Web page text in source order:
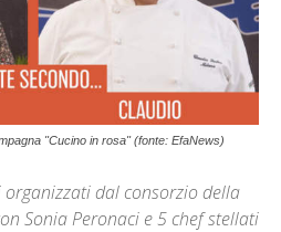
"Cucino in rosa" (fonte: EfaNews)
dal consorzio della
Sonia Peronaci e 5 chef stellati